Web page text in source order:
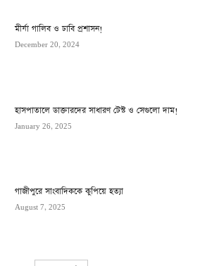
মীর্যা গালিব ও ঢাবি প্রশাসন!
December 20, 2024
হাসপাতালে ডাক্তারদের সাধারণ টেস্ট ও সেগুলো দাম!
January 26, 2025
গাজীপুরে সাংবাদিককে কুপিয়ে হত্যা
August 7, 2025